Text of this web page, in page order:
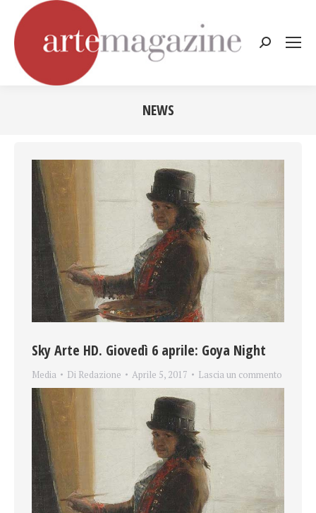
Cerca:
NEWS
Sky Arte HD. Giovedì 6 aprile: Goya Night
Media Di Redazione Aprile 5, 2017 Lascia un commento